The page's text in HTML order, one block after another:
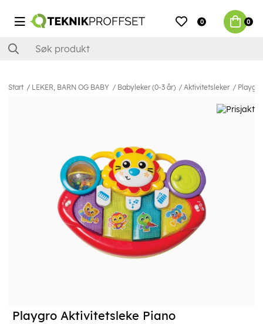
0 0
Start LEKER, BARN OG BABY Babyleker (0-3 år) Aktivitetsleker
Playgro Aktivitetsleke Piano